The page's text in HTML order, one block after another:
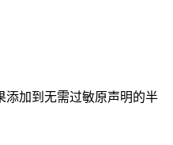
添加到无需过敏原声明的半